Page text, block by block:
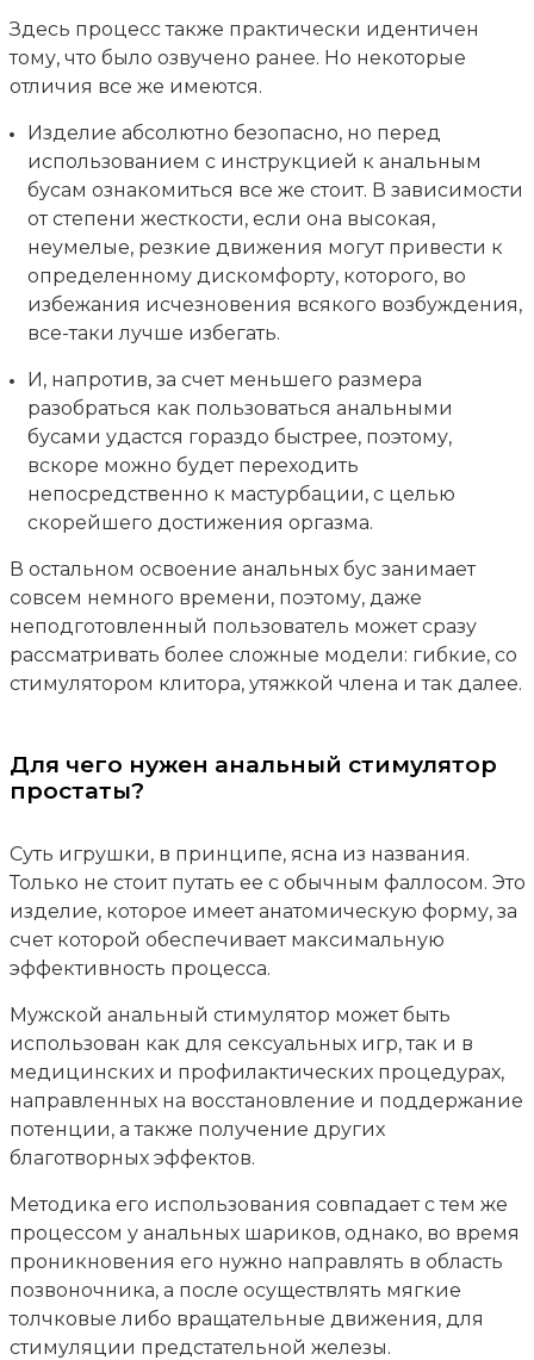
Здесь процесс также практически идентичен
тому, что было озвучено ранее. Но некоторые
отличия все же имеются.
Изделие абсолютно безопасно, но перед
использованием с инструкцией к анальным
бусам ознакомиться все же стоит. В зависимости
от степени жесткости, если она высокая,
неумелые, резкие движения могут привести к
определенному дискомфорту, которого, во
избежания исчезновения всякого возбуждения,
все-таки лучше избегать.
И, напротив, за счет меньшего размера
разобраться как пользоваться анальными
бусами удастся гораздо быстрее, поэтому,
вскоре можно будет переходить
непосредственно к мастурбации, с целью
скорейшего достижения оргазма.
В остальном освоение анальных бус занимает
совсем немного времени, поэтому, даже
неподготовленный пользователь может сразу
рассматривать более сложные модели: гибкие, со
стимулятором клитора, утяжкой члена и так далее.
Для чего нужен анальный стимулятор
простаты?
Суть игрушки, в принципе, ясна из названия.
Только не стоит путать ее с обычным фаллосом. Это
изделие, которое имеет анатомическую форму, за
счет которой обеспечивает максимальную
эффективность процесса.
Мужской анальный стимулятор может быть
использован как для сексуальных игр, так и в
медицинских и профилактических процедурах,
направленных на восстановление и поддержание
потенции, а также получение других
благотворных эффектов.
Методика его использования совпадает с тем же
процессом у анальных шариков, однако, во время
проникновения его нужно направлять в область
позвоночника, а после осуществлять мягкие
толчковые либо вращательные движения, для
стимуляции предстательной железы.